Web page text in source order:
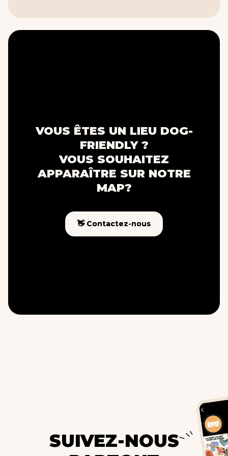
VOUS ÊTES UN LIEU DOG-
FRIENDLY ?
VOUS SOUHAITEZ
APPARAÎTRE SUR NOTRE
MAP?
👋 Contactez-nous
👋 Contactez-nous
SUIVEZ-NOUS